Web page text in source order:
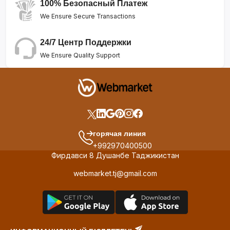
100% Безопасный Платеж
We Ensure Secure Transactions
24/7 Центр Поддержки
We Ensure Quality Support
горячая линия
+992970400500
Фирдавси 8 Душанбе Таджикистан
webmarket.tj@gmail.com